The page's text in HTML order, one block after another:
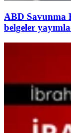
ABD Savunma
belgeler